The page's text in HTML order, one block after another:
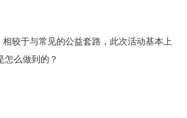
较于与常见的公益套路，此次活动基本上
么做到的？